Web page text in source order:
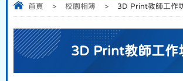
首頁 > 校園相簿 > 3D Print教師工作
3D Print教師工作